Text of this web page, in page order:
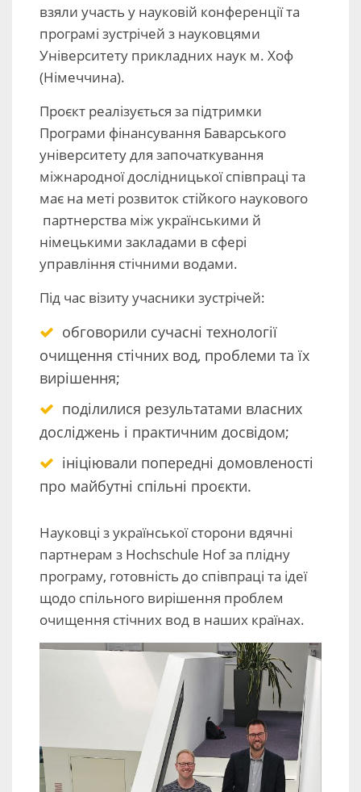
взяли участь у науковій конференції та
програмі зустрічей з науковцями
Університету прикладних наук м. Хоф
(Німеччина).
Проєкт реалізується за підтримки
Програми фінансування Баварського
університету для започаткування
міжнародної дослідницької співпраці та
має на меті розвиток стійкого наукового
партнерства між українськими й
німецькими закладами в сфері
управління стічними водами.
Під час візиту учасники зустрічей:
обговорили сучасні технології
очищення стічних вод, проблеми та їх
вирішення;
поділилися результатами власних
досліджень і практичним досвідом;
ініціювали попередні домовленості
про майбутні спільні проєкти.
Науковці з української сторони вдячні
партнерам з Hochschule Hof за плідну
програму, готовність до співпраці та ідеї
щодо спільного вирішення проблем
очищення стічних вод в наших країнах.